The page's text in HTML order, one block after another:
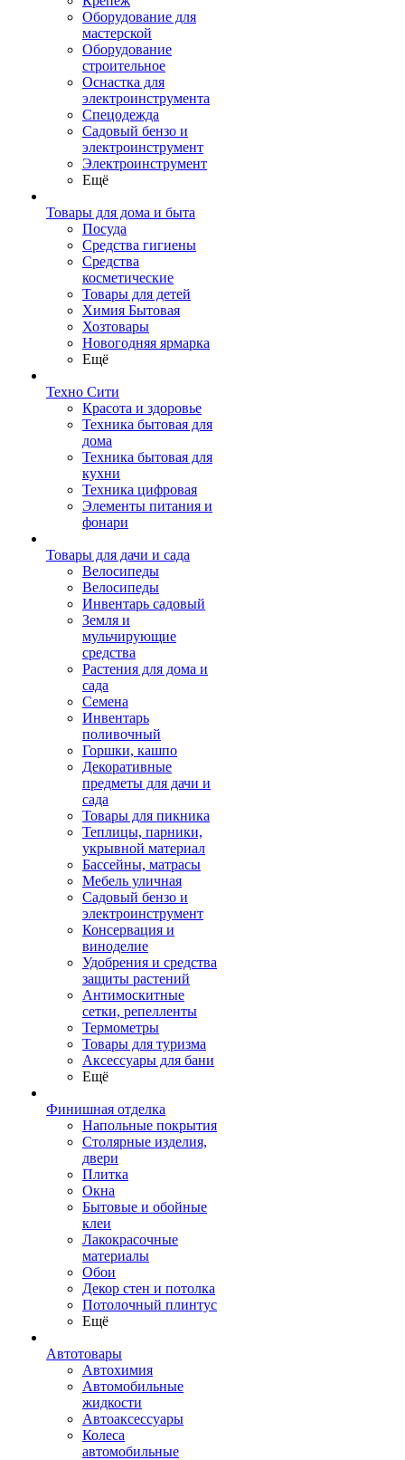
Оборудование для
мастерской
Оборудование
строительное
Оснастка для
электроинструмента
Спецодежда
Садовый бензо и
электроинструмент
Электроинструмент
Ещё
Товары для дома и быта
Посуда
Средства гигиены
Средства
косметические
Товары для детей
Химия Бытовая
Хозтовары
Новогодняя ярмарка
Ещё
Техно Сити
Красота и здоровье
Техника бытовая для
дома
Техника бытовая для
кухни
Техника цифровая
Элементы питания и
фонари
Товары для дачи и сада
Велосипеды
Велосипеды
Инвентарь садовый
Земля и
мульчирующие
средства
Растения для дома и
сада
Семена
Инвентарь
поливочный
Горшки, кашпо
Декоративные
предметы для дачи и
сада
Товары для пикника
Теплицы, парники,
укрывной материал
Бассейны, матрасы
Мебель уличная
Садовый бензо и
электроинструмент
Консервация и
виноделие
Удобрения и средства
защиты растений
Антимоскитные
сетки, репелленты
Термометры
Товары для туризма
Аксессуары для бани
Ещё
Финишная отделка
Напольные покрытия
Столярные изделия,
двери
Плитка
Окна
Бытовые и обойные
клеи
Лакокрасочные
материалы
Обои
Декор стен и потолка
Потолочный плинтус
Ещё
Автотовары
Автохимия
Автомобильные
жидкости
Автоаксессуары
Колеса
автомобильные